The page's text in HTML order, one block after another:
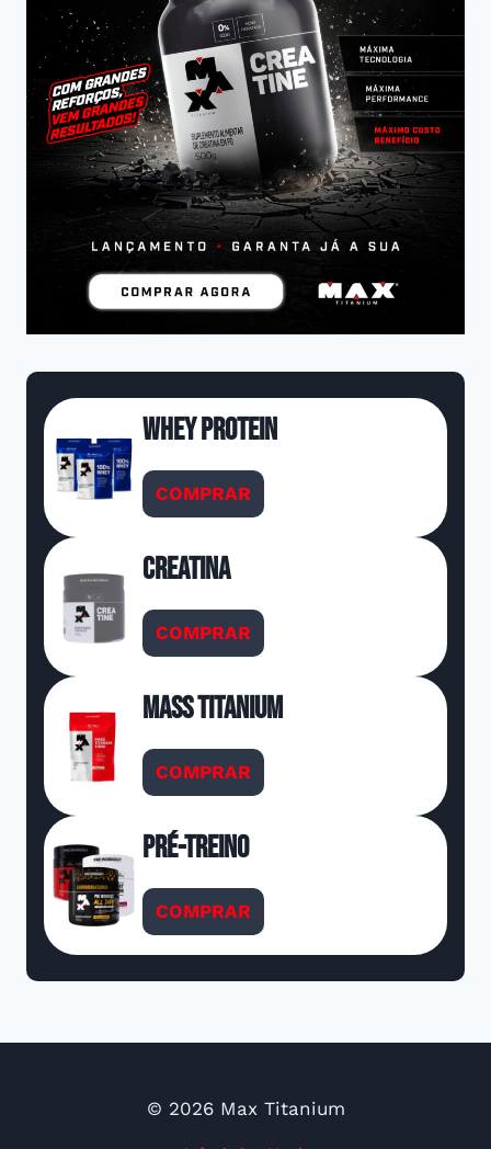
Whey Protein
COMPRAR
Creatina
COMPRAR
Mass Titanium
COMPRAR
Pré-Treino
COMPRAR
© 2026 Max Titanium